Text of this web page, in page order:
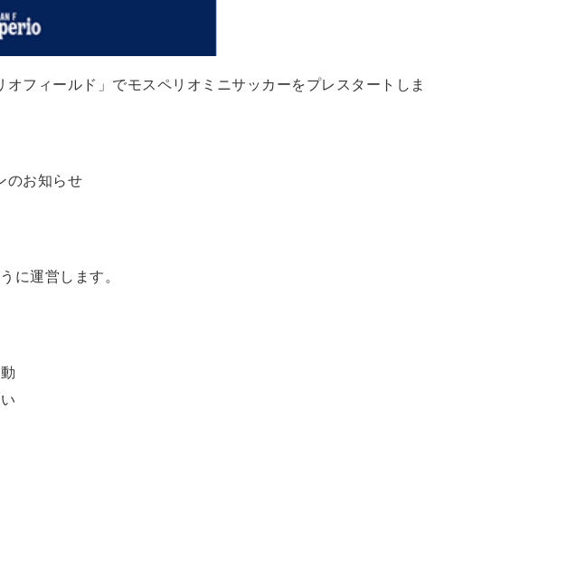
フィールド」でモスペリオミニサッカーをプレスタートしま
のお知らせ
に運営します。